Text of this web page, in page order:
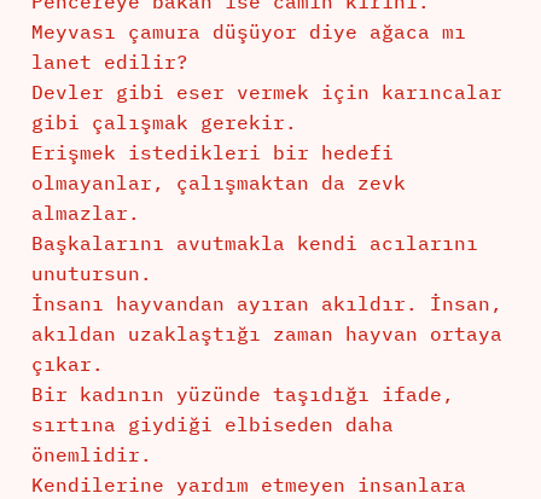
Meyvası çamura düşüyor diye ağaca mı
lanet edilir?
Devler gibi eser vermek için karıncalar
gibi çalışmak gerekir.
Erişmek istedikleri bir hedefi
olmayanlar, çalışmaktan da zevk
almazlar.
Başkalarını avutmakla kendi acılarını
unutursun.
İnsanı hayvandan ayıran akıldır. İnsan,
akıldan uzaklaştığı zaman hayvan ortaya
çıkar.
Bir kadının yüzünde taşıdığı ifade,
sırtına giydiği elbiseden daha
önemlidir.
Kendilerine yardım etmeyen insanlara